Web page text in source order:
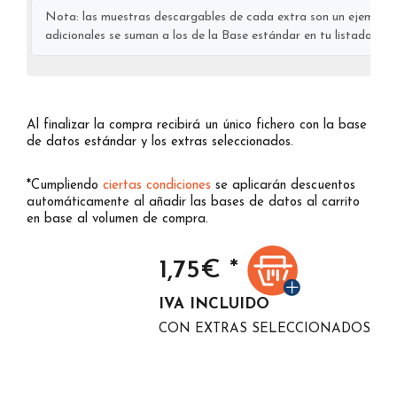
Nota: las muestras descargables de cada extra son un
adicionales se suman a los de la Base estándar en tu listado
Al finalizar la compra recibirá un único fichero con la base
de datos estándar y los extras seleccionados.
*Cumpliendo ciertas condiciones se aplicarán descuentos
automáticamente al añadir las bases de datos al carrito
en base al volumen de compra.
1,75€ *
IVA INCLUIDO
CON EXTRAS SELECCIONADOS